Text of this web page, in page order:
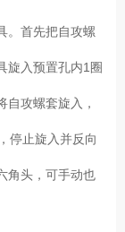
首先把自攻螺
旋入预置孔内1圈
攻螺套旋入，
停止旋入并反向
角头，可手动也